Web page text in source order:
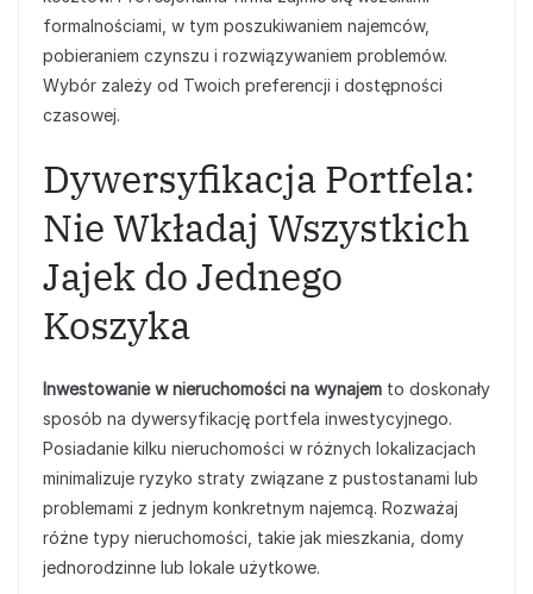
formalnościami, w tym poszukiwaniem najemców,
pobieraniem czynszu i rozwiązywaniem problemów.
Wybór zależy od Twoich preferencji i dostępności
czasowej.
Dywersyfikacja Portfela:
Nie Wkładaj Wszystkich
Jajek do Jednego
Koszyka
Inwestowanie w nieruchomości na wynajem to doskonały
sposób na dywersyfikację portfela inwestycyjnego.
Posiadanie kilku nieruchomości w różnych lokalizacjach
minimalizuje ryzyko straty związane z pustostanami lub
problemami z jednym konkretnym najemcą. Rozważaj
różne typy nieruchomości, takie jak mieszkania, domy
jednorodzinne lub lokale użytkowe.